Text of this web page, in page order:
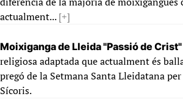
actualment...[+]
Moixiganga de Lleida "Passió de
religiosa adaptada que actualment és
pregó de la Setmana Santa Lleidatana
Sícoris.